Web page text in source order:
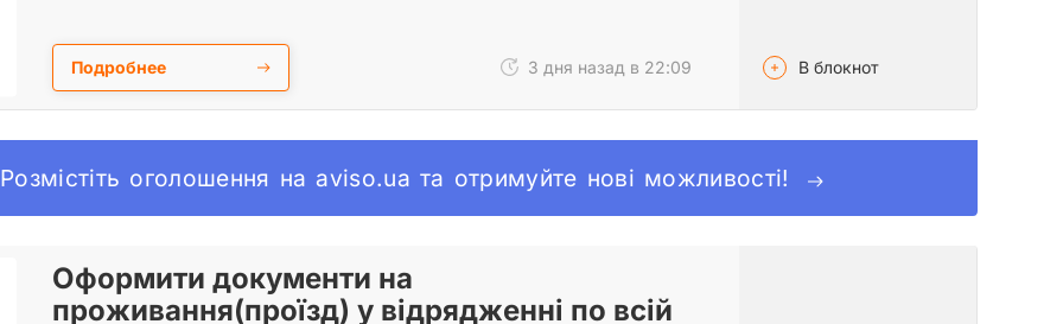
Подробнее 3 дня назад в 22:09 В блокнот
оголошення на aviso.ua та отримуйте нові можливості!
Оформити документи на
проживання(проїзд) у відрядженні по всій